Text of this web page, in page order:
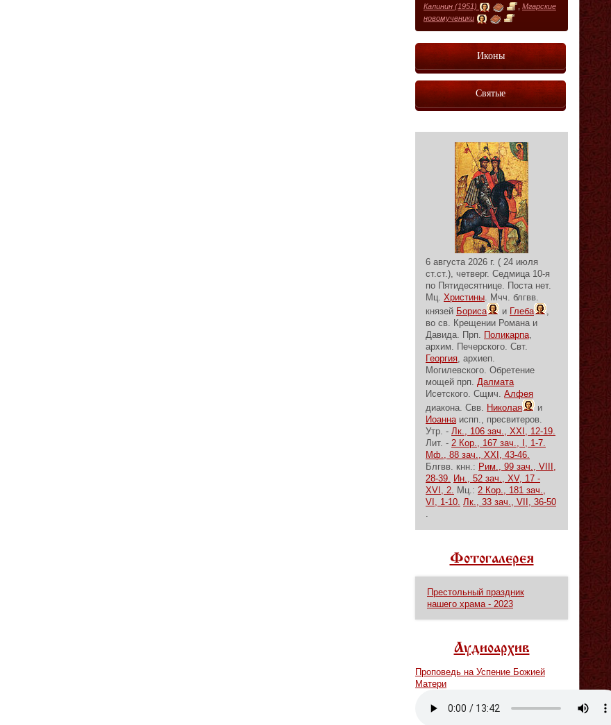
Калинин (1951)
Мгарские
новомученики
Иконы
Святые
6 августа 2026 г. ( 24 июля
ст.ст.), четверг. Седмица 10-я
по Пятидесятнице. Поста нет.
Мц. Христины. Мчч. блгвв.
князей Бориса и Глеба
,
во св. Крещении Романа и
Давида. Прп. Поликарпа,
архим. Печерского. Свт.
Георгия, архиеп.
Могилевского. Обретение
мощей прп. Далмата
Исетского. Сщмч. Алфея
диакона. Свв. Николая
и
Иоаннаиспп., пресвитеров.
Утр. - Лк., 106 зач., XXI, 12-19.
Лит. - 2 Кор., 167 зач., I, 1-7.
Мф., 88 зач., XXI, 43-46.
Блгвв. кнн.: Рим., 99 зач., VIII,
28-39. Ин., 52 зач., XV, 17 -
XVI, 2. Мц.: 2 Кор., 181 зач.,
VI, 1-10. Лк., 33 зач., VII, 36-50
.
Фотогалерея
Престольный праздник
нашего храма - 2023
Аудиоархив
Проповедь на Успение Божией
Матери